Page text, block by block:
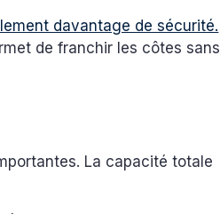
davantage de sécurité.
de franchir les côtes sans
La capacité totale